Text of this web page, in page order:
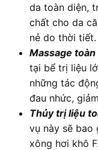
da toàn diện,
chất cho da
nẻ do thời tiết.
Massage
tại bể trị liệu
những tác
đau nhức,
Thủy trị liệu
vụ này sẽ bao
xông hơi khô